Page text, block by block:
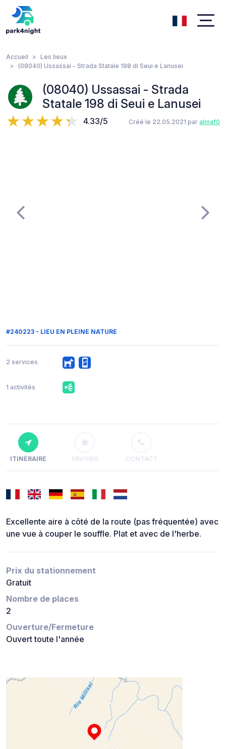
Accueil
Les lieux
(08040) Ussassai - Strada Statale 198 di Seui e Lanusei
(08040) Ussassai - Strada
Statale 198 di Seui e Lanusei
4.33/5 Créé le 22.05.2021 par almaf0
#240223 - LIEU EN PLEINE NATURE
2 services
1 activités
ITINÉRAIRE FAVORIS CONTACT
Excellente aire à côté de la route (pas fréquentée) avec
une vue à couper le souffle. Plat et avec de l'herbe.
Prix du stationnement
Gratuit
Nombre de places
2
Ouverture/Fermeture
Ouvert toute l'année